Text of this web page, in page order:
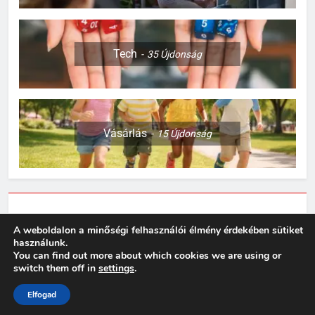
leggyakoribb okok
OTTHON
3
Így készülj fel egy kiscica
érkezésére
OTTHON
4
Sok rolleres még mindig nem
tud róla: komoly változások
jöhetnek a közlekedési
MINDENNAPOK
5
Rododendron ültetése: így
válassz helyet a látványos
Tech 35Újdonság
Vásárlás 15Újdonság
Műsorvízió 2026. Powered By BlazeThemes.
A weboldalon a minőségi felhasználói élmény érdekében sütiket
használunk.
You can find out more about which cookies we are using or
switch them off in settings.
Elfogad